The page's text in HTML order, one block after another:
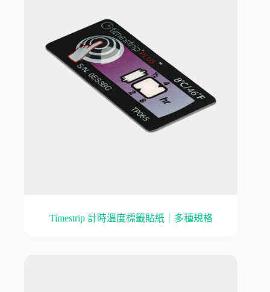
Timestrip 計時溫度標籤貼紙｜多種規格